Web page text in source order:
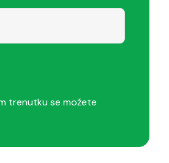
trenutku se možete